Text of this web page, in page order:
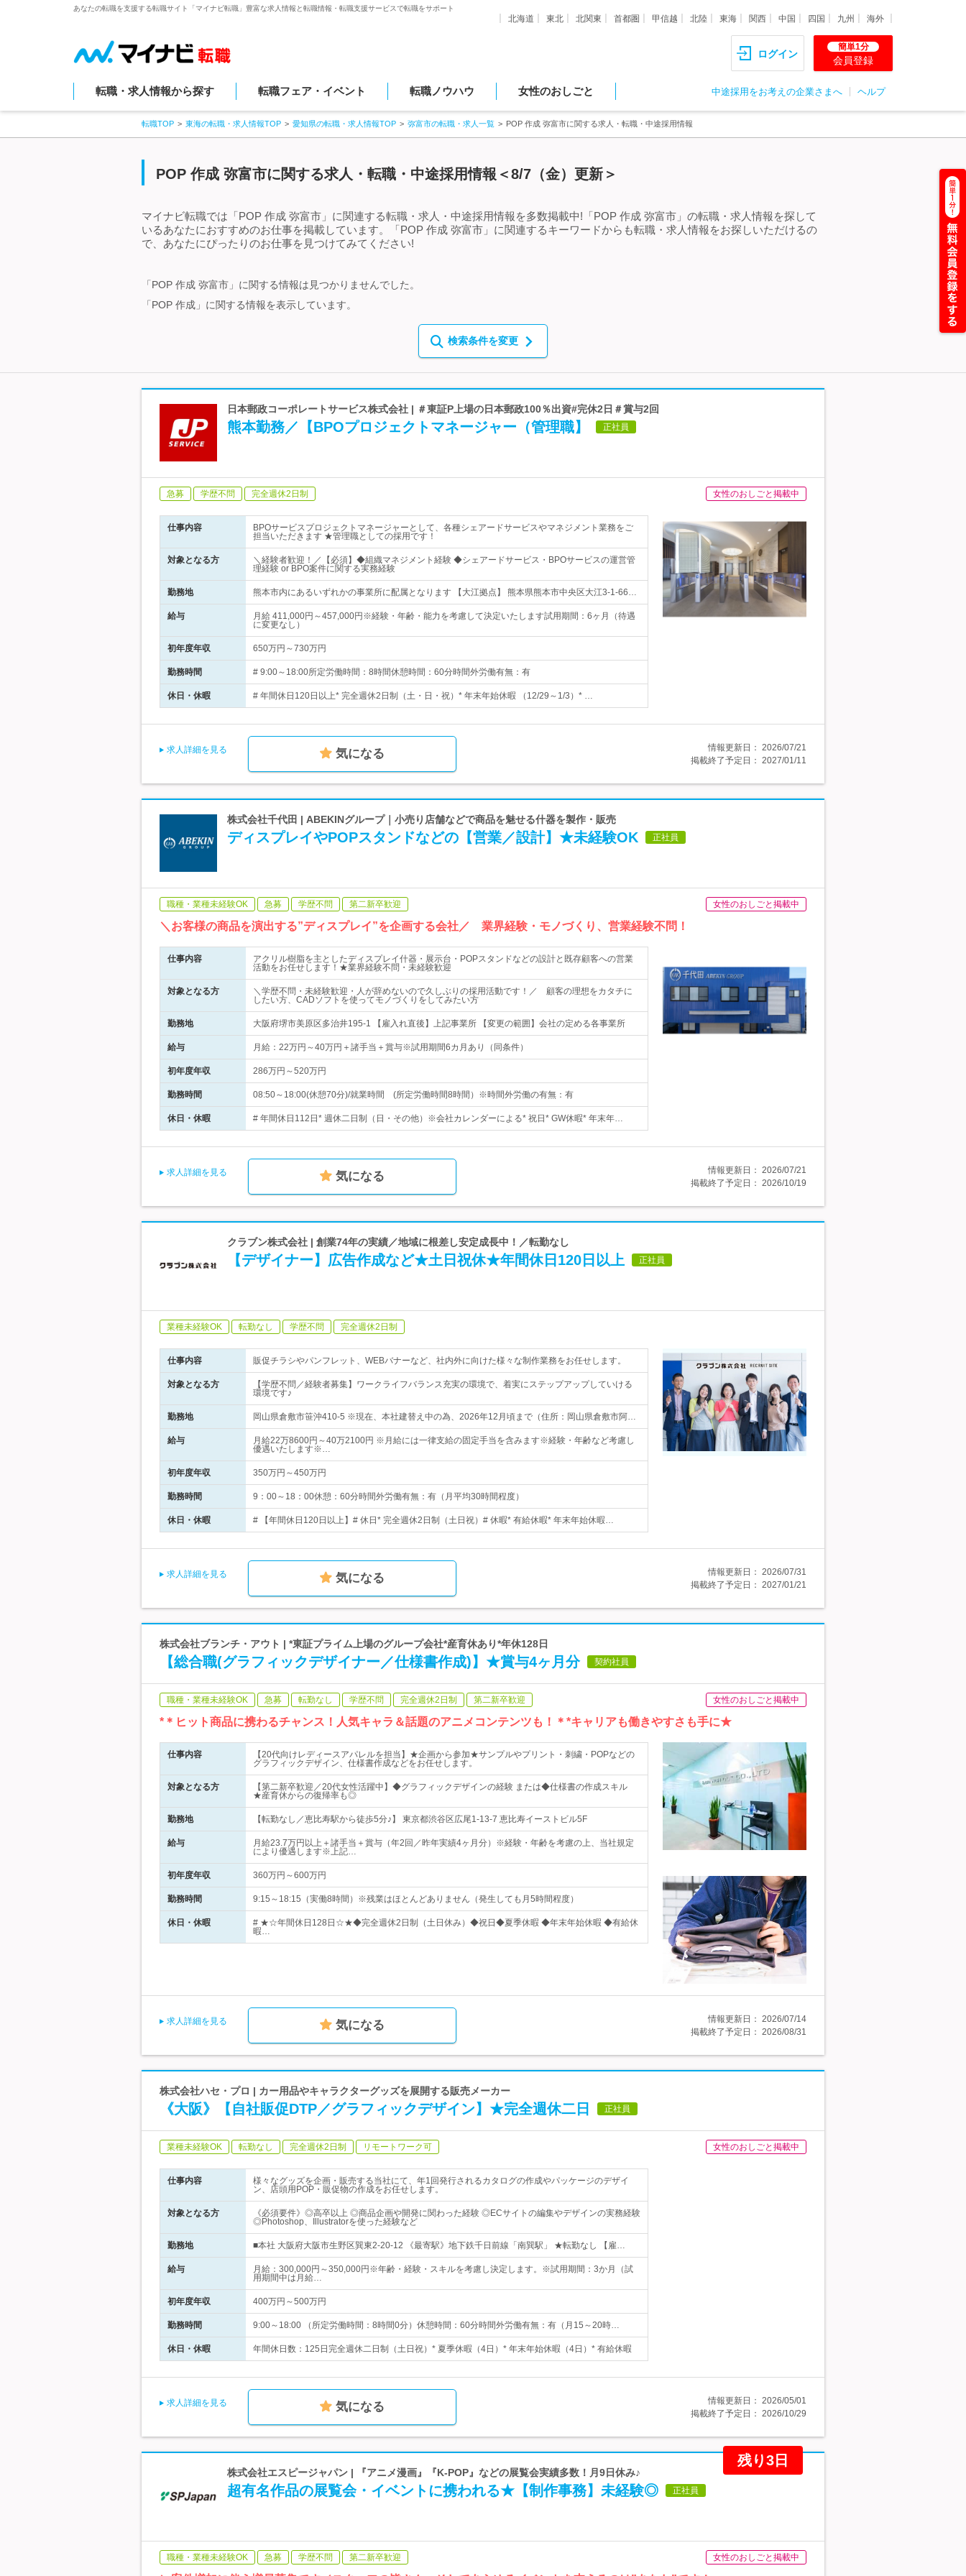
あなたの転職を支援する転職サイト「マイナビ転職」豊富な求人情報と転職情報・転職支援サービスで転職をサポート
北海道 東北 北関東 首都圏 甲信越 北陸 東海 関西 中国 四国 九州 海外
ログイン
簡単1分
会員登録
転職・求人情報から探す 転職フェア・イベント 転職ノウハウ 女性のおしごと 中途採用をお考えの企業さまへ ヘルプ
転職TOP 東海の転職・求人情報TOP 愛知県の転職・求人情報TOP 弥富市の転職・求人一覧 POP 作成 弥富市に関する求人・転職・中途採用情報
POP 作成 弥富市に関する求人・転職・中途採用情報＜8/7（金）更新＞
マイナビ転職では「POP 作成 弥富市」に関連する転職・求人・中途採用情報を多数掲載中!「POP 作成 弥富市」の転職・求人情報を探して
いるあなたにおすすめのお仕事を掲載しています。「POP 作成 弥富市」に関連するキーワードからも転職・求人情報をお探しいただけるの
で、あなたにぴったりのお仕事を見つけてみてください!
「POP 作成 弥富市」に関する情報は見つかりませんでした。
「POP 作成」に関する情報を表示しています。
検索条件を変更
日本郵政コーポレートサービス株式会社 | ＃東証P上場の日本郵政100％出資#完休2日＃賞与2回
熊本勤務／【BPOプロジェクトマネージャー（管理職】 正社員
急募 学歴不問 完全週休2日制 女性のおしごと掲載中
仕事内容
BPOサービスプロジェクトマネージャーとして、各種シェアードサービスやマネジメント業務をご
担当いただきます ★管理職としての採用です！
対象となる方
＼経験者歓迎！／【必須】◆組織マネジメント経験 ◆シェアードサービス・BPOサービスの運営管
理経験 or BPO案件に関する実務経験
勤務地 熊本市内にあるいずれかの事業所に配属となります 【大江拠点】 熊本県熊本市中央区大江3-1-66…
給与
月給 411,000円～457,000円※経験・年齢・能力を考慮して決定いたします試用期間：6ヶ月（待遇
に変更なし）
初年度年収 650万円～730万円
勤務時間 # 9:00～18:00所定労働時間：8時間休憩時間：60分時間外労働有無：有
休日・休暇 # 年間休日120日以上* 完全週休2日制（土・日・祝）* 年末年始休暇 （12/29～1/3）* …
求人詳細を見る 気になる 情報更新日： 2026/07/21
掲載終了予定日： 2027/01/11
株式会社千代田 | ABEKINグループ｜小売り店舗などで商品を魅せる什器を製作・販売
ディスプレイやPOPスタンドなどの【営業／設計】★未経験OK 正社員
職種・業種未経験OK 急募 学歴不問 第二新卒歓迎 女性のおしごと掲載中
＼お客様の商品を演出する”ディスプレイ”を企画する会社／ 業界経験・モノづくり、営業経験不問！
仕事内容
アクリル樹脂を主としたディスプレイ什器・展示台・POPスタンドなどの設計と既存顧客への営業
活動をお任せします！★業界経験不問・未経験歓迎
対象となる方
＼学歴不問・未経験歓迎・人が辞めないので久しぶりの採用活動です！／ 顧客の理想をカタチに
したい方、CADソフトを使ってモノづくりをしてみたい方
勤務地 大阪府堺市美原区多治井195-1 【雇入れ直後】上記事業所 【変更の範囲】会社の定める各事業所
給与 月給：22万円～40万円＋諸手当＋賞与※試用期間6カ月あり（同条件）
初年度年収 286万円～520万円
勤務時間 08:50～18:00(休憩70分)/就業時間 (所定労働時間8時間）※時間外労働の有無：有
休日・休暇 # 年間休日112日* 週休二日制（日・その他）※会社カレンダーによる* 祝日* GW休暇* 年末年…
求人詳細を見る 気になる 情報更新日： 2026/07/21
掲載終了予定日： 2026/10/19
クラブン株式会社 | 創業74年の実績／地域に根差し安定成長中！／転勤なし
【デザイナー】広告作成など★土日祝休★年間休日120日以上 正社員
業種未経験OK 転勤なし 学歴不問 完全週休2日制
仕事内容 販促チラシやパンフレット、WEBバナーなど、社内外に向けた様々な制作業務をお任せします。
対象となる方
【学歴不問／経験者募集】ワークライフバランス充実の環境で、着実にステップアップしていける
環境です♪
勤務地 岡山県倉敷市笹沖410-5 ※現在、本社建替え中の為、2026年12月頃まで（住所：岡山県倉敷市阿…
給与
月給22万8600円～40万2100円 ※月給には一律支給の固定手当を含みます※経験・年齢など考慮し
優遇いたします※…
初年度年収 350万円～450万円
勤務時間 9：00～18：00休憩：60分時間外労働有無：有（月平均30時間程度）
休日・休暇 # 【年間休日120日以上】# 休日* 完全週休2日制（土日祝）# 休暇* 有給休暇* 年末年始休暇…
求人詳細を見る 気になる 情報更新日： 2026/07/31
掲載終了予定日： 2027/01/21
株式会社ブランチ・アウト | *東証プライム上場のグループ会社*産育休あり*年休128日
【総合職(グラフィックデザイナー／仕様書作成)】★賞与4ヶ月分 契約社員
職種・業種未経験OK 急募 転勤なし 学歴不問 完全週休2日制 第二新卒歓迎 女性のおしごと掲載中
*＊ヒット商品に携わるチャンス！人気キャラ＆話題のアニメコンテンツも！＊*キャリアも働きやすさも手に★
仕事内容
【20代向けレディースアパレルを担当】★企画から参加★サンプルやプリント・刺繍・POPなどの
グラフィックデザイン、仕様書作成などをお任せします。
対象となる方
【第二新卒歓迎／20代女性活躍中】◆グラフィックデザインの経験 または◆仕様書の作成スキル
★産育休からの復帰率も◎
勤務地 【転勤なし／恵比寿駅から徒歩5分♪】 東京都渋谷区広尾1-13-7 恵比寿イーストビル5F
給与
月給23.7万円以上＋諸手当＋賞与（年2回／昨年実績4ヶ月分）※経験・年齢を考慮の上、当社規定
により優遇します※上記…
初年度年収 360万円～600万円
勤務時間 9:15～18:15（実働8時間）※残業はほとんどありません（発生しても月5時間程度）
休日・休暇
# ★☆年間休日128日☆★◆完全週休2日制（土日休み）◆祝日◆夏季休暇 ◆年末年始休暇 ◆有給休
暇…
求人詳細を見る 気になる 情報更新日： 2026/07/14
掲載終了予定日： 2026/08/31
株式会社ハセ・プロ | カー用品やキャラクターグッズを展開する販売メーカー
《大阪》【自社販促DTP／グラフィックデザイン】★完全週休二日 正社員
業種未経験OK 転勤なし 完全週休2日制 リモートワーク可 女性のおしごと掲載中
仕事内容
様々なグッズを企画・販売する当社にて、年1回発行されるカタログの作成やパッケージのデザイ
ン、店頭用POP・販促物の作成をお任せします。
対象となる方
《必須要件》◎高卒以上 ◎商品企画や開発に関わった経験 ◎ECサイトの編集やデザインの実務経験
◎Photoshop、Illustratorを使った経験など
勤務地 ■本社 大阪府大阪市生野区巽東2-20-12 《最寄駅》地下鉄千日前線「南巽駅」 ★転勤なし 【雇…
給与
月給：300,000円～350,000円※年齢・経験・スキルを考慮し決定します。※試用期間：3か月（試
用期間中は月給…
初年度年収 400万円～500万円
勤務時間 9:00～18:00 （所定労働時間：8時間0分）休憩時間：60分時間外労働有無：有（月15～20時…
休日・休暇 年間休日数：125日完全週休二日制（土日祝）* 夏季休暇（4日）* 年末年始休暇（4日）* 有給休暇
求人詳細を見る 気になる 情報更新日： 2026/05/01
掲載終了予定日： 2026/10/29
残り3日
株式会社エスピージャパン | 『アニメ漫画』『K-POP』などの展覧会実績多数！月9日休み♪
超有名作品の展覧会・イベントに携われる★【制作事務】未経験◎ 正社員
職種・業種未経験OK 急募 学歴不問 第二新卒歓迎 女性のおしごと掲載中